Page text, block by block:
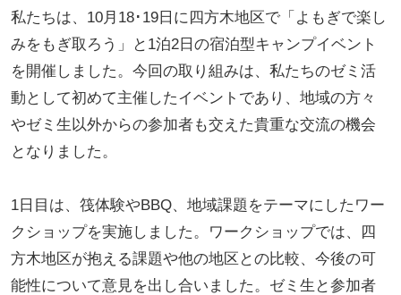
私たちは、10月18･19日に四方木地区で「よもぎで楽し
みをもぎ取ろう」と1泊2日の宿泊型キャンプイベント
を開催しました。今回の取り組みは、私たちのゼミ活
動として初めて主催したイベントであり、地域の方々
やゼミ生以外からの参加者も交えた貴重な交流の機会
となりました。
1日目は、筏体験やBBQ、地域課題をテーマにしたワー
クショップを実施しました。ワークショップでは、四
方木地区が抱える課題や他の地区との比較、今後の可
能性について意見を出し合いました。ゼミ生と参加者